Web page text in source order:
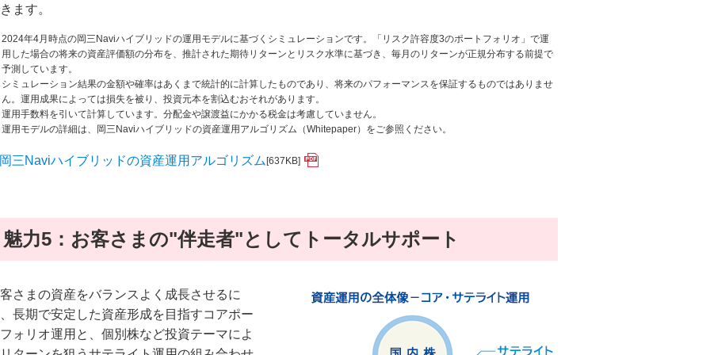
ます。
2024年4月時点の岡三Naviハイブリッドの運用モデルに基づくシミュレーションです。「リスク許容度3のポートフォリオ」で運
用した場合の将来の資産評価額の分布を、推計された期待リターンとリスク水準に基づき、毎月のリターンが正規分布する前提で
予測しています。
シミュレーション結果の金額や確率はあくまで統計的に計算したものであり、将来のパフォーマンスを保証するものではありませ
ん。運用成果によっては損失を被り、投資元本を割込むおそれがあります。
運用手数料を引いて計算しています。分配金や譲渡益にかかる税金は考慮していません。
運用モデルの詳細は、岡三Naviハイブリッドの資産運用アルゴリズム（Whitepaper）をご参照ください。
岡三Naviハイブリッドの資産運用アルゴリズム [637KB]
魅力5：お客さまの"伴走者"としてトータルサポート
さまの資産をバランスよく成長させるに
長期で安定した資産形成を目指すコアポー
ォリオ運用と、個別株など投資テーマによ